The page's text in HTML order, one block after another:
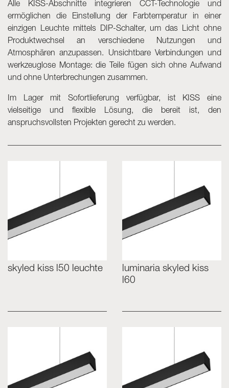
Alle KISS-Abschnitte integrieren CCT-Technologie und
ermöglichen die Einstellung der Farbtemperatur in einer
einzigen Leuchte mittels DIP-Schalter, um das Licht ohne
Produktwechsel an verschiedene Nutzungen und
Atmosphären anzupassen. Unsichtbare Verbindungen und
werkzeuglose Montage: die Teile fügen sich ohne Aufwand
und ohne Unterbrechungen zusammen.
Im Lager mit Sofortlieferung verfügbar, ist KISS eine
vielseitige und flexible Lösung, die bereit ist, den
anspruchsvollsten Projekten gerecht zu werden.
skyled kiss l50 leuchte
luminaria skyled kiss
l60